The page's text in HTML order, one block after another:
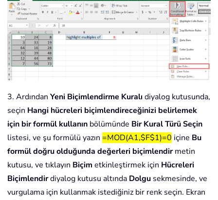
3. Ardından Yeni Biçimlendirme Kuralı diyalog kutusunda,
seçin Hangi hücreleri biçimlendireceğinizi belirlemek
için bir formül kullanın bölümünde Bir Kural Türü Seçin
listesi, ve şu formülü yazın =MOD(A1,$F$1)=0 içine Bu
formül doğru olduğunda değerleri biçimlendirmetin
kutusu, ve tıklayın Biçim etkinleştirmek için Hücreleri
Biçimlendirdiyalog kutusu altında Dolgu sekmesinde, ve
vurgulama için kullanmak istediğiniz bir renk seçin. Ekran